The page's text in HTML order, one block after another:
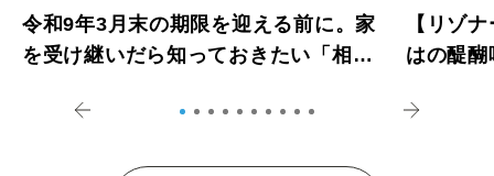
令和9年3月末の期限を迎える前に。家
を受け継いだら知っておきたい「相続
【リゾ
はの醍